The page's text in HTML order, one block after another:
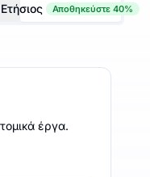
Ετήσιος Αποθηκεύστε 40%
έργα.